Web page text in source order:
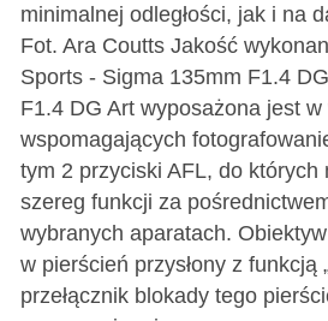
minimalnej odległości, jak i na
Fot. Ara Coutts Jakość
Sports - Sigma 135mm F1.4
F1.4 DG Art wyposażona jest
wspomagających
tym 2 przyciski AFL, do których
szereg funkcji za
wybranych aparatach.
w pierścień przysłony z funkcją
przełącznik blokady tego